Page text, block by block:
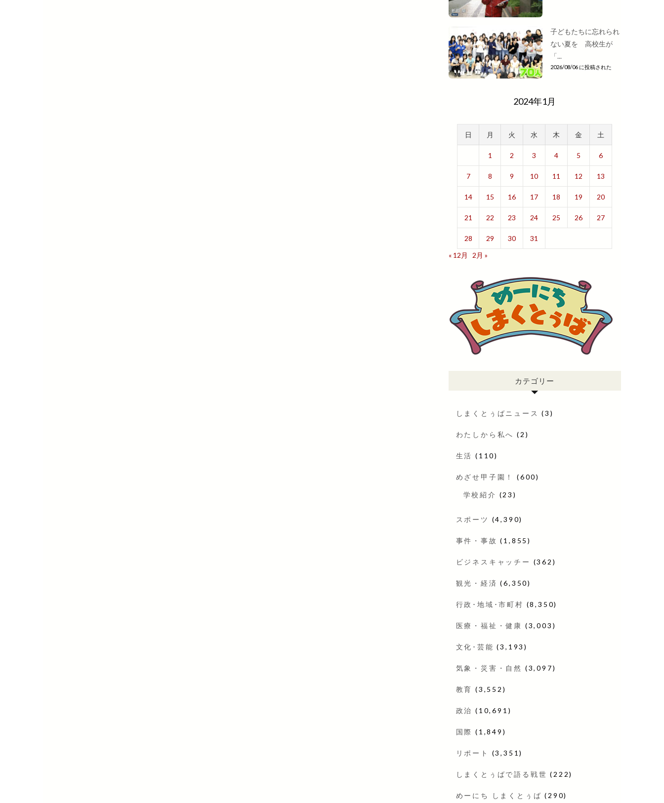
子どもたちに忘れられ
ない夏を 高校生が
「...
2026/08/06 に投稿された
2024年1月
日 月 火 水 木 金 土
1 2 3 4 5 6
7 8 9 10 11 12 13
14 15 16 17 18 19 20
21 22 23 24 25 26 27
28 29 30
31
« 12月
2月 »
カテゴリー
しまくとぅばニュース (3)
わたしから私へ (2)
生活 (110)
めざせ甲子園！ (600)
学校紹介 (23)
スポーツ (4,390)
事件・事故 (1,855)
ビジネスキャッチー (362)
観光・経済 (6,350)
行政･地域･市町村 (8,350)
医療・福祉・健康 (3,003)
文化･芸能 (3,193)
気象・災害・自然 (3,097)
教育 (3,552)
政治 (10,691)
国際 (1,849)
リポート (3,351)
しまくとぅばで語る戦世 (222)
めーにち しまくとぅば (290)